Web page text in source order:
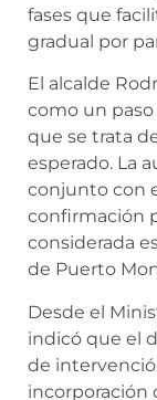
fases que
gradual por
El alcalde
como un
que se trata
esperado. La
conjunto con
confirmación
considerada
de Puerto
Desde el
indicó que el
de
incorporación